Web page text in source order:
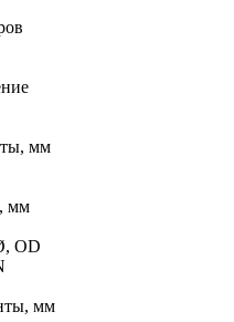
мм
мм
OD
мм